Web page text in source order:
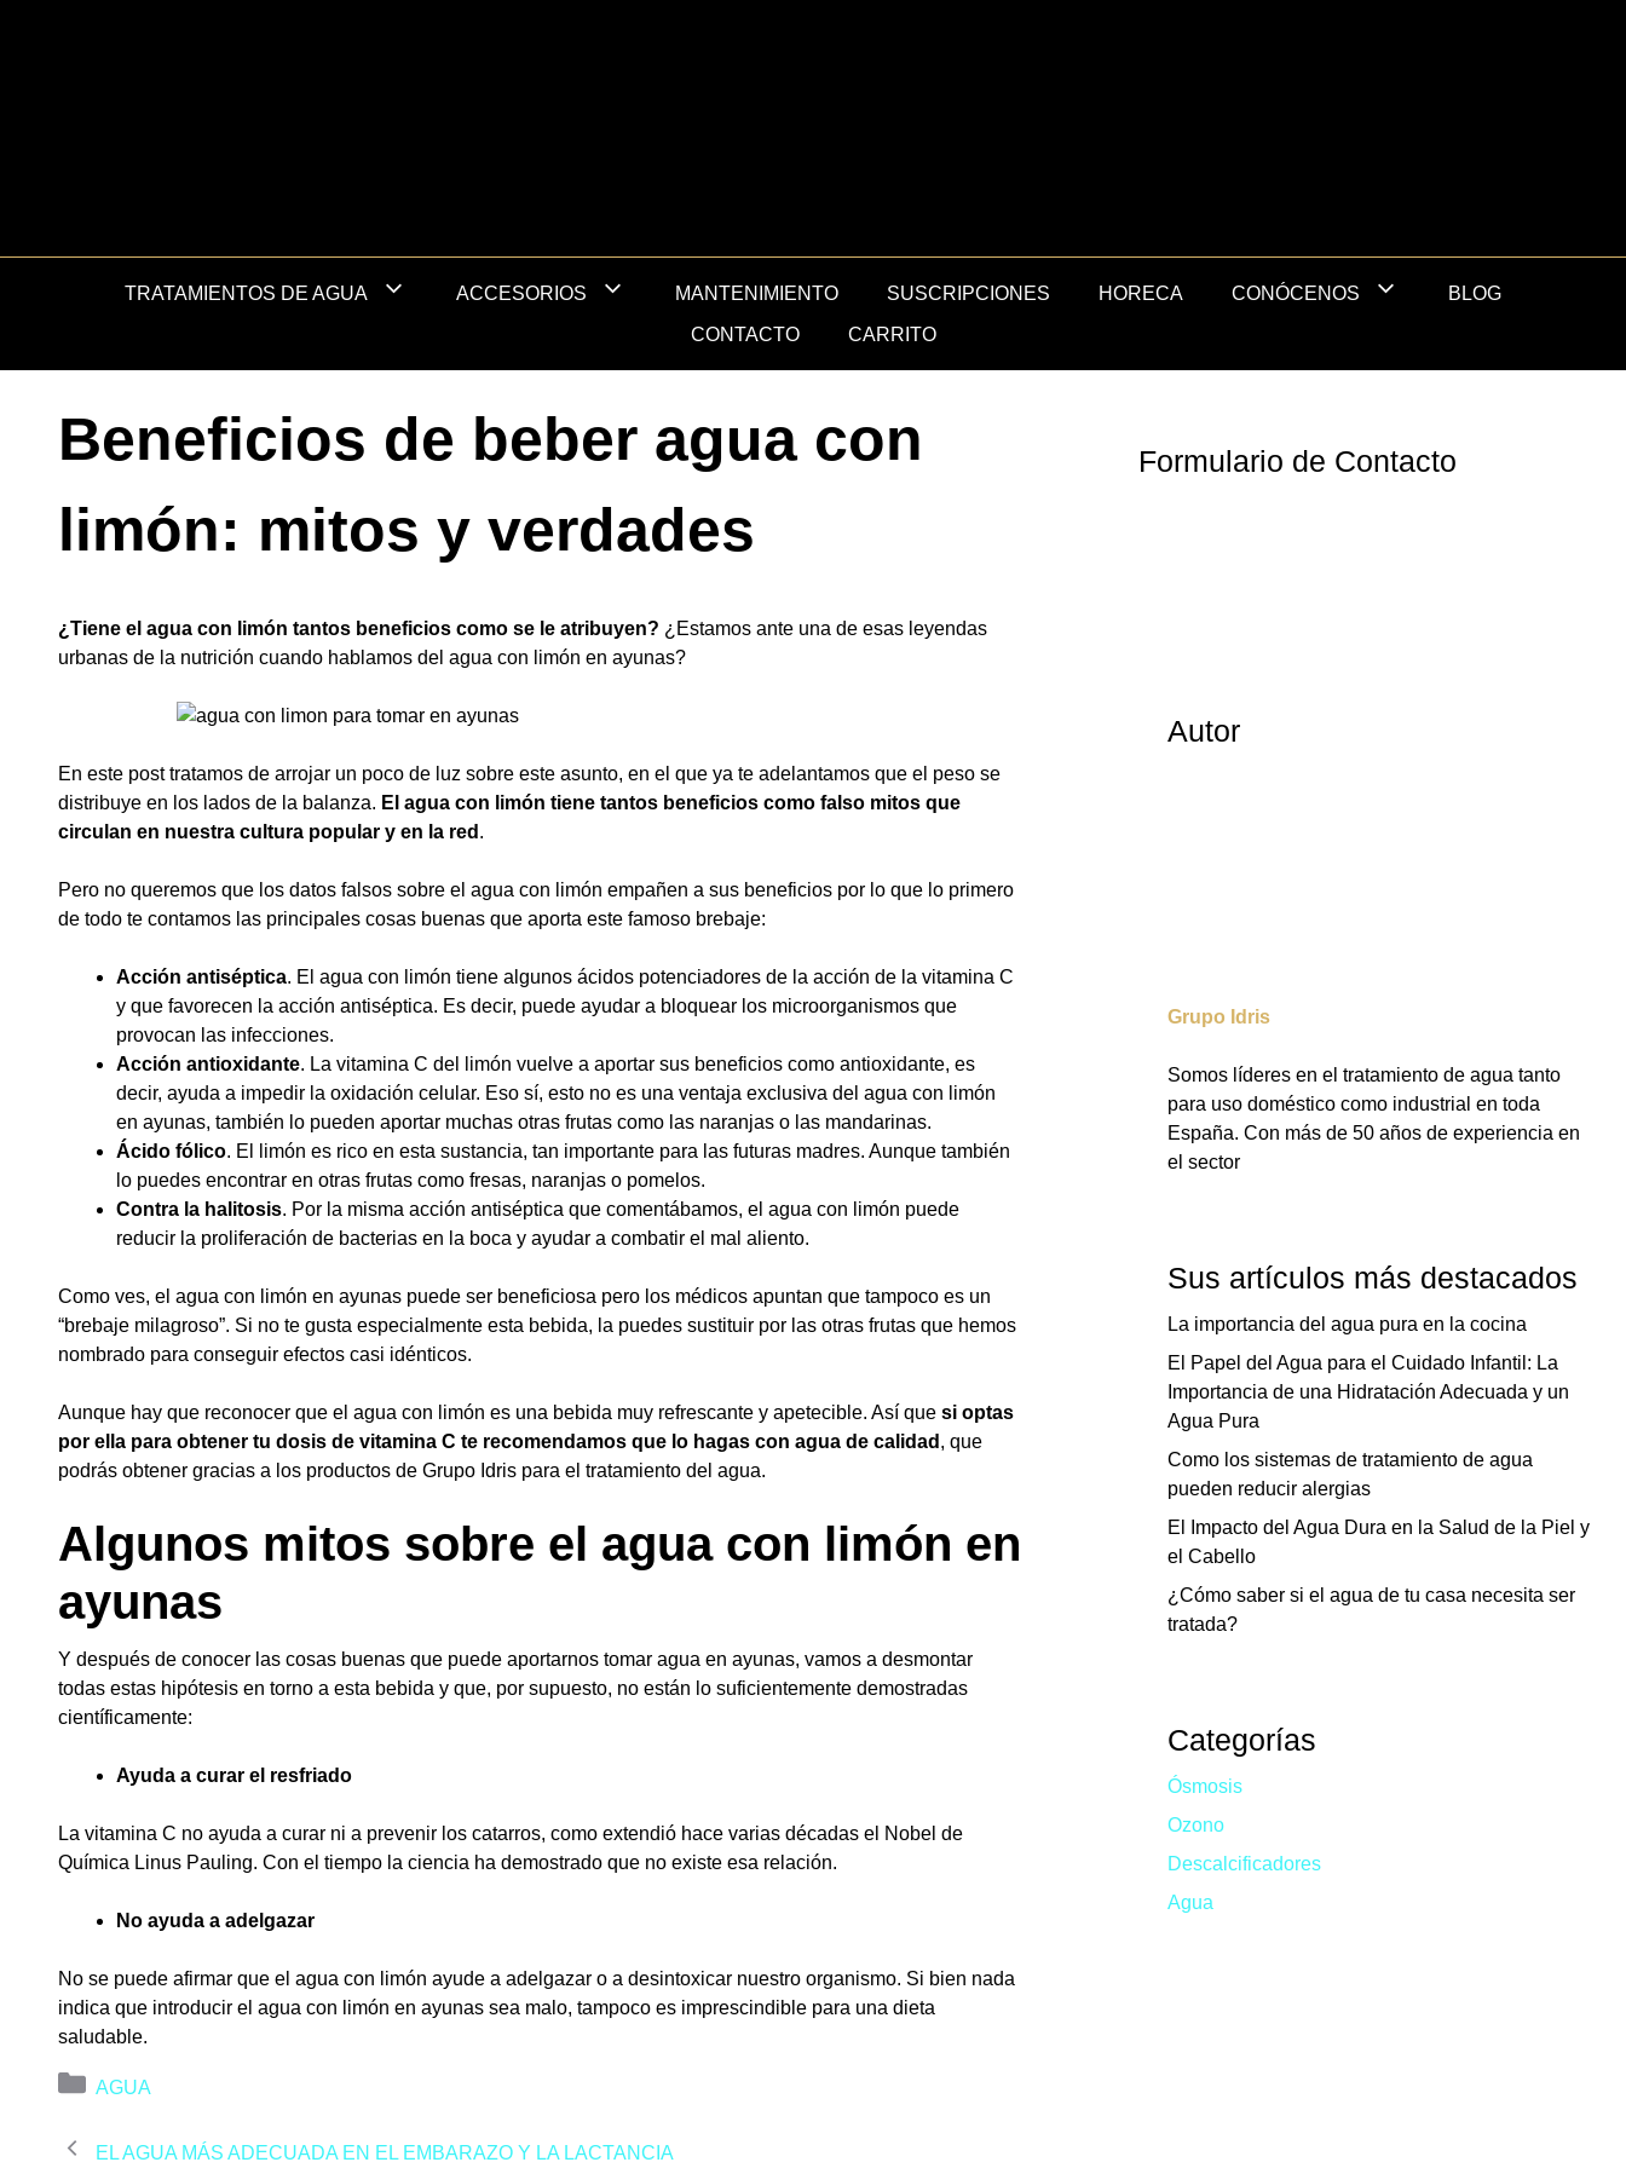
TRATAMIENTOS DE AGUA ACCESORIOS MANTENIMIENTO SUSCRIPCIONES HORECA CONÓCENOS BLOG
CONTACTO CARRITO
Beneficios de beber agua con
limón: mitos y verdades
¿Tiene el agua con limón tantos beneficios como se le atribuyen? ¿Estamos ante una de esas leyendas
urbanas de la nutrición cuando hablamos del agua con limón en ayunas?
En este post tratamos de arrojar un poco de luz sobre este asunto, en el que ya te adelantamos que el peso se
distribuye en los lados de la balanza. El agua con limón tiene tantos beneficios como falso mitos que
circulan en nuestra cultura popular y en la red .
Pero no queremos que los datos falsos sobre el agua con limón empañen a sus beneficios por lo que lo primero
de todo te contamos las principales cosas buenas que aporta este famoso brebaje:
Acción antiséptica. El agua con limón tiene algunos ácidos potenciadores de la acción de la vitamina C
y que favorecen la acción antiséptica. Es decir, puede ayudar a bloquear los microorganismos que
provocan las infecciones.
Acción antioxidante. La vitamina C del limón vuelve a aportar sus beneficios como antioxidante, es
decir, ayuda a impedir la oxidación celular. Eso sí, esto no es una ventaja exclusiva del agua con limón
en ayunas, también lo pueden aportar muchas otras frutas como las naranjas o las mandarinas.
Ácido fólico. El limón es rico en esta sustancia, tan importante para las futuras madres. Aunque también
lo puedes encontrar en otras frutas como fresas, naranjas o pomelos.
Contra la halitosis. Por la misma acción antiséptica que comentábamos, el agua con limón puede
reducir la proliferación de bacterias en la boca y ayudar a combatir el mal aliento.
Como ves, el agua con limón en ayunas puede ser beneficiosa pero los médicos apuntan que tampoco es un
“brebaje milagroso”. Si no te gusta especialmente esta bebida, la puedes sustituir por las otras frutas que hemos
nombrado para conseguir efectos casi idénticos.
Aunque hay que reconocer que el agua con limón es una bebida muy refrescante y apetecible. Así que si optas
por ella para obtener tu dosis de vitamina C te recomendamos que lo hagas con agua de calidad , que
podrás obtener gracias a los productos de Grupo Idris para el tratamiento del agua.
Algunos mitos sobre el agua con limón en
ayunas
Y después de conocer las cosas buenas que puede aportarnos tomar agua en ayunas, vamos a desmontar
todas estas hipótesis en torno a esta bebida y que, por supuesto, no están lo suficientemente demostradas
científicamente:
Ayuda a curar el resfriado
La vitamina C no ayuda a curar ni a prevenir los catarros, como extendió hace varias décadas el Nobel de
Química Linus Pauling. Con el tiempo la ciencia ha demostrado que no existe esa relación.
No ayuda a adelgazar
No se puede afirmar que el agua con limón ayude a adelgazar o a desintoxicar nuestro organismo. Si bien nada
indica que introducir el agua con limón en ayunas sea malo, tampoco es imprescindible para una dieta
saludable.
Categorías
AGUA
EL AGUA MÁS ADECUADA EN EL EMBARAZO Y LA LACTANCIA
Formulario de Contacto
Autor
Grupo Idris
Somos líderes en el tratamiento de agua tanto
para uso doméstico como industrial en toda
España. Con más de 50 años de experiencia en
el sector
Sus artículos más destacados
La importancia del agua pura en la cocina
El Papel del Agua para el Cuidado Infantil: La
Importancia de una Hidratación Adecuada y un
Agua Pura
Como los sistemas de tratamiento de agua
pueden reducir alergias
El Impacto del Agua Dura en la Salud de la Piel y
el Cabello
¿Cómo saber si el agua de tu casa necesita ser
tratada?
Categorías
Ósmosis
Ozono
Descalcificadores
Agua